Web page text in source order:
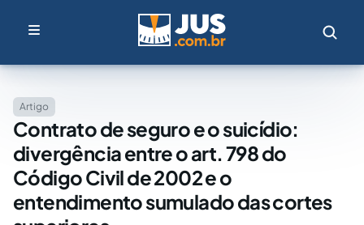
Artigo
Contrato de seguro e o suicídio:
divergência entre o art. 798 do
Código Civil de 2002 e o
entendimento sumulado das cortes